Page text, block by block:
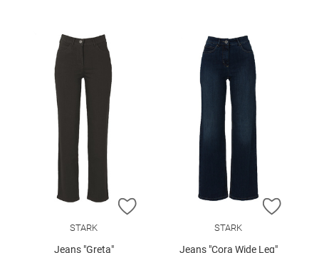
ZUR WUNSCHLISTE HINZUFÜGEN
STARK
Jeans "Greta"
ZUR
STARK
Jeans "Cora Wide Leg"